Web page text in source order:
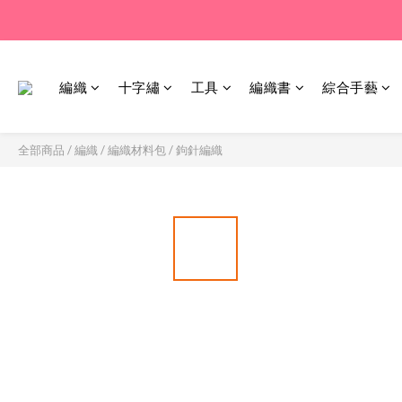
編織 十字繡 工具 編織書 綜合手藝
全部商品 /編織 /編織材料包/鉤針編織